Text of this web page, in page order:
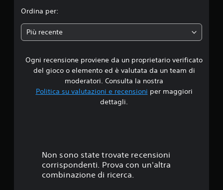
o
n
e
Ordina per:
Più recente
Ogni recensione proviene da un proprietario verificato
del gioco o elemento ed è valutata da un team di
moderatori. Consulta la nostra
Politica su valutazioni e recensioni per maggiori
dettagli.
Non sono state trovate recensioni
corrispondenti. Prova con un'altra
combinazione di ricerca.